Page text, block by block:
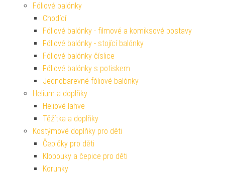
Fóliové balónky
Chodící
Fóliové balónky - filmové a komiksové postavy
Fóliové balónky - stojící balónky
Fóliové balónky číslice
Fóliové balónky s potiskem
Jednobarevné fóliové balónky
Helium a doplňky
Heliové lahve
Těžítka a doplňky
Kostýmové doplňky pro děti
Čepičky pro děti
Klobouky a čepice pro děti
Korunky